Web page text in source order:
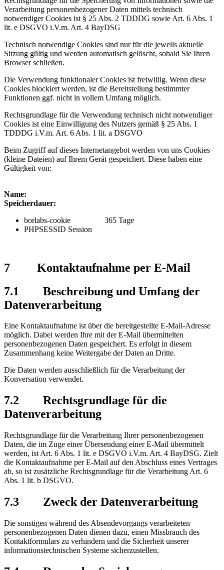
Verarbeitung personenbezogener Daten mittels technisch
notwendiger Cookies ist § 25 Abs. 2 TDDDG sowie Art. 6 Abs. 1
lit. e DSGVO i.V.m. Art. 4 BayDSG
Technisch notwendige Cookies sind nur für die jeweils aktuelle
Sitzung gültig und werden automatisch gelöscht, sobald Sie Ihren
Browser schließen.
Die Verwendung funktionaler Cookies ist freiwillig. Wenn diese
Cookies blockiert werden, ist die Bereitstellung bestimmter
Funktionen ggf. nicht in vollem Umfang möglich.
Rechtsgrundlage für die Verwendung technisch nicht notwendiger
Cookies ist eine Einwilligung des Nutzers gemäß § 25 Abs. 1
TDDDG i.V.m. Art. 6 Abs. 1 lit. a DSGVO
Beim Zugriff auf dieses Internetangebot werden von uns Cookies
(kleine Dateien) auf Ihrem Gerät gespeichert. Diese haben eine
Gültigkeit von:
Name:
Speicherdauer:
borlabs-cookie 365 Tage
PHPSESSID Session
7 Kontaktaufnahme per E-Mail
7.1 Beschreibung und Umfang der
Datenverarbeitung
Eine Kontaktaufnahme ist über die bereitgestellte E-Mail-Adresse
möglich. Dabei werden Ihre mit der E-Mail übermittelten
personenbezogenen Daten gespeichert. Es erfolgt in diesem
Zusammenhang keine Weitergabe der Daten an Dritte.
Die Daten werden ausschließlich für die Verarbeitung der
Konversation verwendet.
7.2 Rechtsgrundlage für die
Datenverarbeitung
Rechtsgrundlage für die Verarbeitung Ihrer personenbezogenen
Daten, die im Zuge einer Übersendung einer E-Mail übermittelt
werden, ist Art. 6 Abs. 1 lit. e DSGVO i.V.m. Art. 4 BayDSG. Zielt
die Kontaktaufnahme per E-Mail auf den Abschluss eines Vertrages
ab, so ist zusätzliche Rechtsgrundlage für die Verarbeitung Art. 6
Abs. 1 lit. b DSGVO.
7.3 Zweck der Datenverarbeitung
Die sonstigen während des Absendevorgangs verarbeiteten
personenbezogenen Daten dienen dazu, einen Missbrauch des
Kontaktformulars zu verhindern und die Sicherheit unserer
informationstechnischen Systeme sicherzustellen.